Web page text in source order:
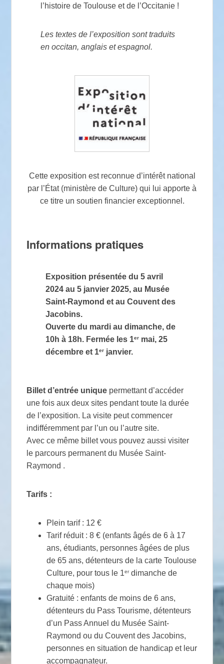
l’histoire de Toulouse et de l’Occitanie !
Les textes de l’exposition sont traduits
en occitan, anglais et espagnol.
Cette exposition est reconnue d’intérêt national
par l’État (ministère de Culture) qui lui apporte à
ce titre un soutien financier exceptionnel.
Informations pratiques
Exposition présentée du 5 avril
2024 au 5 janvier 2025, au Musée
Saint-Raymond et au Couvent des
Jacobins.
Ouverte du mardi au dimanche, de
10h à 18h. Fermée les 1er mai, 25
décembre et 1er janvier.
Billet d’entrée unique permettant d’accéder
une fois aux deux sites pendant toute la durée
de l’exposition. La visite peut commencer
indifféremment par l’un ou l’autre site.
Avec ce même billet vous pouvez aussi visiter
le parcours permanent du Musée Saint-
Raymond .
Tarifs :
Plein tarif : 12 €
Tarif réduit : 8 € (enfants âgés de 6 à 17
ans, étudiants, personnes âgées de plus
de 65 ans, détenteurs de la carte Toulouse
Culture, pour tous le 1erdimanche de
chaque mois)
Gratuité : enfants de moins de 6 ans,
détenteurs du Pass Tourisme, détenteurs
d’un Pass Annuel du Musée Saint-
Raymond ou du Couvent des Jacobins,
personnes en situation de handicap et leur
accompagnateur.